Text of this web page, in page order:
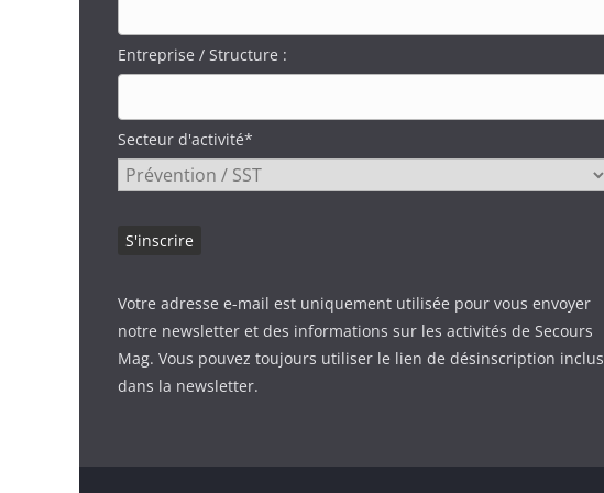
Entreprise / Structure :
Secteur d'activité*
Votre adresse e-mail est uniquement utilisée pour vous envoyer
notre newsletter et des informations sur les activités de Secours
Mag. Vous pouvez toujours utiliser le lien de désinscription inclus
dans la newsletter.